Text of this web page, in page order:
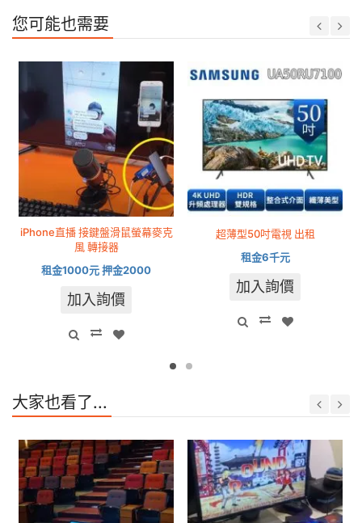
您可能也需要
iPhone直播 接鍵盤滑鼠螢幕麥克
風 轉接器
租金1000元 押金2000
加入詢價
超薄型50吋電視 出租
租金6千元
加入詢價
大家也看了...